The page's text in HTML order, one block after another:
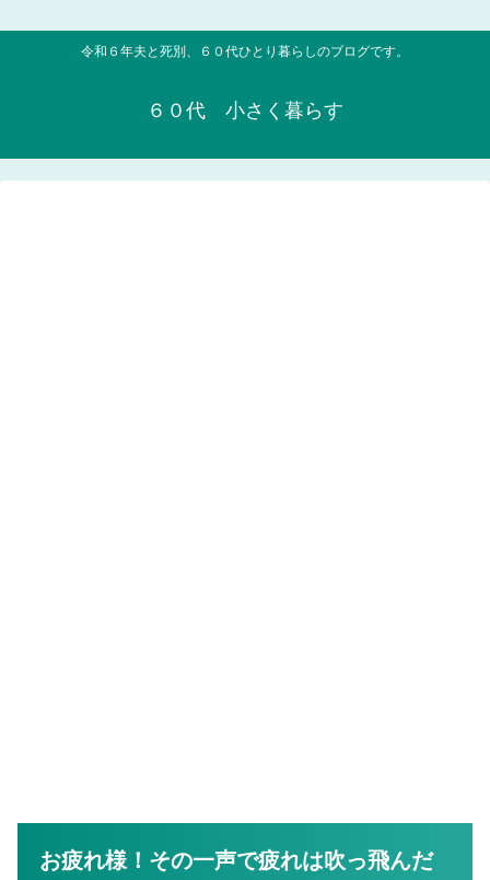
令和６年夫と死別、６０代ひとり暮らしのブログです。
６０代 小さく暮らす
お疲れ様！その一声で疲れは吹っ飛んだ